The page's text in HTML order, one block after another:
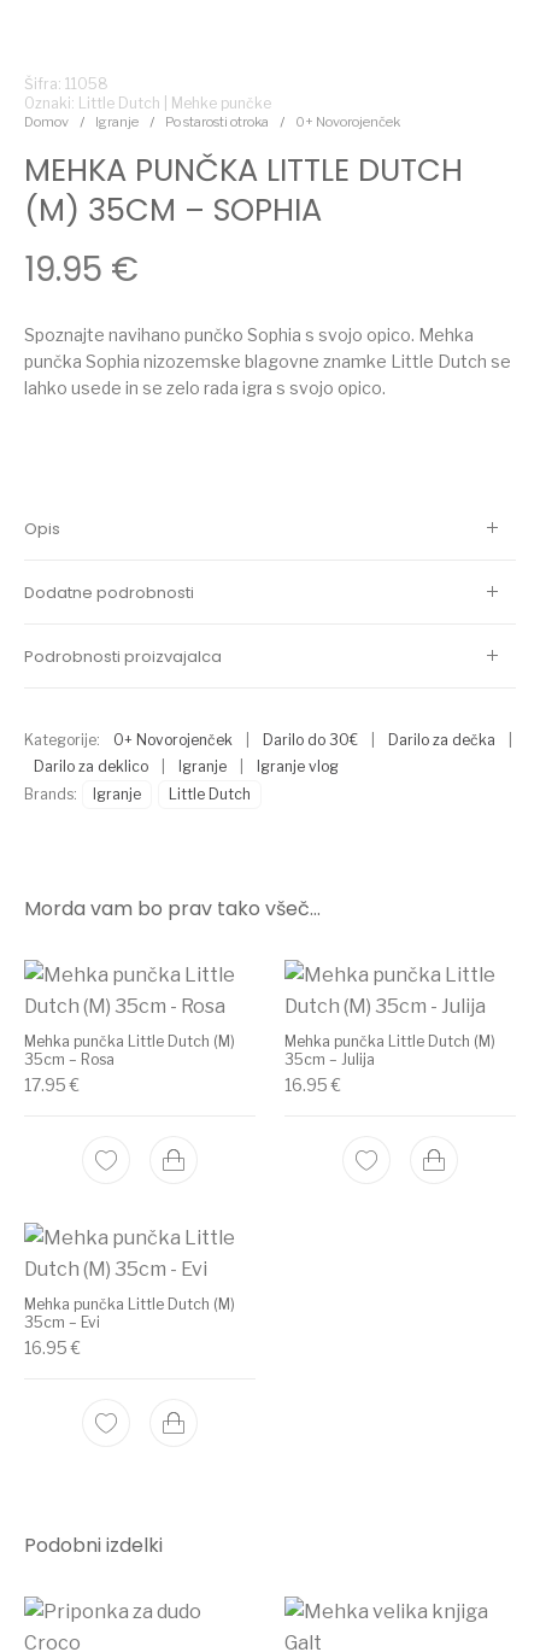
Domov / Igranje / Po starosti otroka / 0+ Novorojenček
MEHKA PUNČKA LITTLE DUTCH
(M) 35CM – SOPHIA
19.95 €
Kategorije: 0+ Novorojenček Darilo do 30€ Darilo za dečka
Darilo za deklico
Igranje
Igranje vlog
Brands:
Igranje Little Dutch
Spoznajte navihano punčko Sophia s svojo opico. Mehka
punčka Sophia nizozemske blagovne znamke Little Dutch se
lahko usede in se zelo rada igra s svojo opico.
Opis
Dodatne podrobnosti
Podrobnosti proizvajalca
Šifra: 11058
Oznaki: Little Dutch Mehke punčke
Morda vam bo prav tako všeč…
Mehka punčka Little Dutch (M)
35cm – Rosa
17.95€
Mehka punčka Little Dutch (M)
35cm – Julija
16.95€
Mehka punčka Little Dutch (M)
35cm – Evi
16.95€
Podobni izdelki